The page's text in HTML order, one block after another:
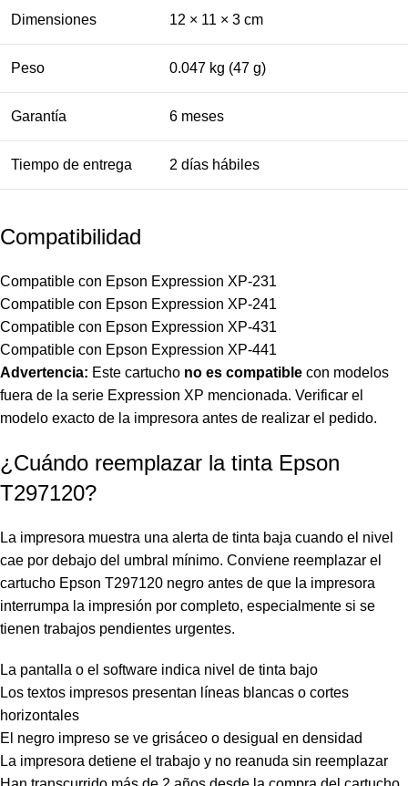
Dimensiones 12 × 11 × 3 cm
Peso 0.047 kg (47 g)
Garantía 6 meses
Tiempo de entrega 2 días hábiles
Compatibilidad
Compatible con Epson Expression XP-231
Compatible con Epson Expression XP-241
Compatible con Epson Expression XP-431
Compatible con Epson Expression XP-441
Advertencia: Este cartucho no es compatible con modelos
fuera de la serie Expression XP mencionada. Verificar el
modelo exacto de la impresora antes de realizar el pedido.
¿Cuándo reemplazar la tinta Epson
T297120?
La impresora muestra una alerta de tinta baja cuando el nivel
cae por debajo del umbral mínimo. Conviene reemplazar el
cartucho Epson T297120 negro antes de que la impresora
interrumpa la impresión por completo, especialmente si se
tienen trabajos pendientes urgentes.
La pantalla o el software indica nivel de tinta bajo
Los textos impresos presentan líneas blancas o cortes
horizontales
El negro impreso se ve grisáceo o desigual en densidad
La impresora detiene el trabajo y no reanuda sin reemplazar